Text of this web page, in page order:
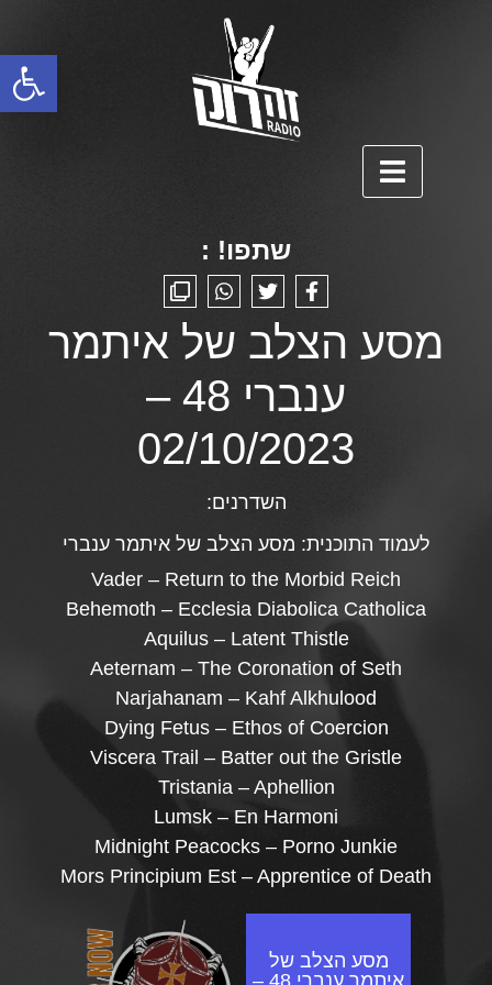
פתח סרגל נגישות
שתפו! :
מסע הצלב של איתמר
ענברי 48 –
02/10/2023
השדרנים:
לעמוד התוכנית: מסע הצלב של איתמר ענברי
Vader – Return to the Morbid Reich
Behemoth – Ecclesia Diabolica Catholica
Aquilus – Latent Thistle
Aeternam – The Coronation of Seth
Narjahanam – Kahf Alkhulood
Dying Fetus – Ethos of Coercion
Viscera Trail – Batter out the Gristle
Tristania – Aphellion
Lumsk – En Harmoni
Midnight Peacocks – Porno Junkie
Mors Principium Est – Apprentice of Death
מסע הצלב של
איתמר ענברי 48 –